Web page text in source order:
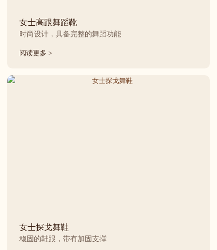
女士高跟舞蹈靴
时尚设计，具备完整的舞蹈功能
阅读更多 >
女士探戈舞鞋
稳固的鞋跟，带有加固支撑